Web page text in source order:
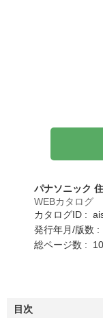
パナソニック
WEBカタログ
カタログID :
発行年月/版数
総ページ数 : 10
目次